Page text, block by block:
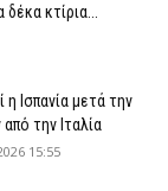
δέκα κτίρια...
Ισπανία μετά την
την Ιταλία
15:55